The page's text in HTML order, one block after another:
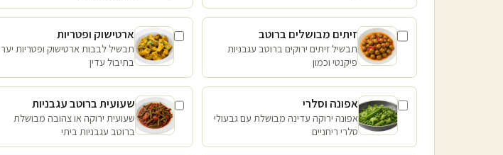
זיתים מבושלים ברוטב
תבשיל זיתים ירוקים ברוטב עגבניות
פיקנטי וכמון
ארטישוק ופטריות
תבשיל לבבות ארטישוק ופטריות יער
בתיבול עדין
אפונה וסלרי
אפונה ירוקה עדינה מבושלת עם גבעולי
סלרי ריחניים
שעועית ברוטב עגבניות
שעועית ירוקה או צהובה מבושלת
ברוטב עגבניות ביתי